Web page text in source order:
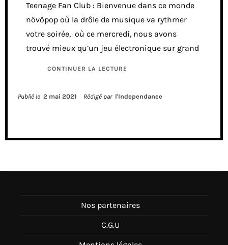
Teenage Fan Club : Bienvenue dans ce monde
növöpop où la drôle de musique va rythmer
votre soirée, où ce mercredi, nous avons
trouvé mieux qu’un jeu électronique sur grand
CONTINUER LA LECTURE
Publié le 2 mai 2021 Rédigé par l'Independance
Nos partenaires
C.G.U